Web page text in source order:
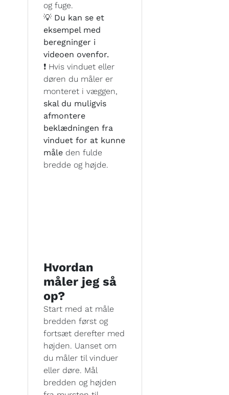
og fuge.
💡 Du kan se et
eksempel med
beregninger i
videoen ovenfor.
❗ Hvis vinduet eller
døren du måler er
monteret i væggen,
skal du muligvis
afmontere
beklædningen fra
vinduet for at kunne
måle den fulde
bredde og højde.
Hvordan
måler jeg så
op?
Start med at måle
bredden først og
fortsæt derefter med
højden. Uanset om
du måler til vinduer
eller døre. Mål
bredden og højden